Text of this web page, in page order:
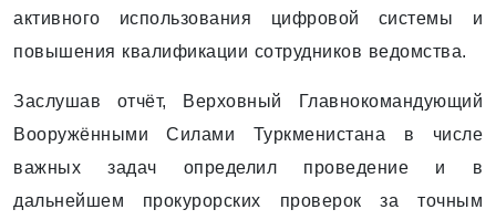
активного использования цифровой системы и
повышения квалификации сотрудников ведомства.
Заслушав отчёт, Верховный Главнокомандующий
Вооружёнными Силами Туркменистана в числе
важных задач определил проведение и в
дальнейшем прокурорских проверок за точным